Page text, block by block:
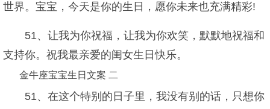
世界。宝宝，今天是你的生日，愿你未来也充满精彩!
51、让我为你祝福，让我为你欢笑，默默地祝福和
支持你。祝我最亲爱的闺女生日快乐。
金牛座宝宝生日文案 二
51、在这个特别的日子里，我没有别的话，只想你